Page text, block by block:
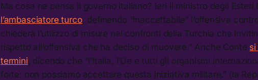
Ma cosa ne pensa il governo italiano? Ieri il ministro degli Esteri
l’ambasciatore turco, definendo “inaccettabile” l’offensiva
chiederà l’utilizzo di misure nei confronti della Turchia che
rispetto all’offensiva che ha deciso di muovere.” Anche Conte si
termini , dicendo che “l’Italia, l’Ue e tutti gli organismi
forte: non possiamo accettare questa iniziativa militare.” (la